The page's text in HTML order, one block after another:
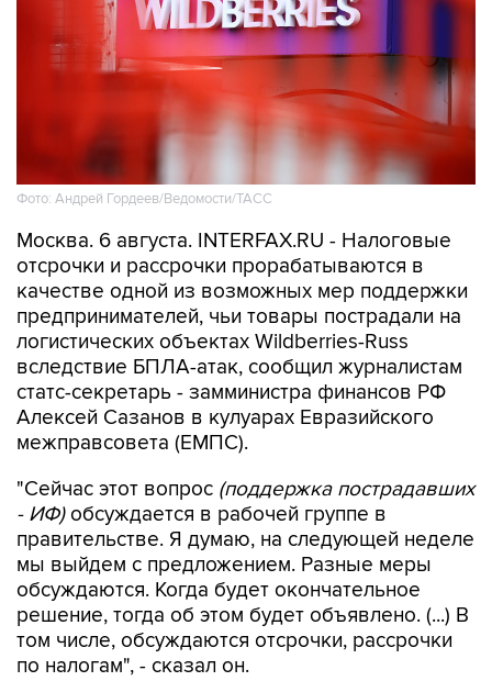
Фото: Андрей Гордеев/Ведомости/ТАСС
Москва. 6 августа. INTERFAX.RU - Налоговые
отсрочки и рассрочки прорабатываются в
качестве одной из возможных мер поддержки
предпринимателей, чьи товары пострадали на
логистических объектах Wildberries-Russ
вследствие БПЛА-атак, сообщил журналистам
статс-секретарь - замминистра финансов РФ
Алексей Сазанов в кулуарах Евразийского
межправсовета (ЕМПС).
"Сейчас этот вопрос (поддержка пострадавших
- ИФ)обсуждается в рабочей группе в
правительстве. Я думаю, на следующей неделе
мы выйдем с предложением. Разные меры
обсуждаются. Когда будет окончательное
решение, тогда об этом будет объявлено. (...) В
том числе, обсуждаются отсрочки, рассрочки
по налогам", - сказал он.